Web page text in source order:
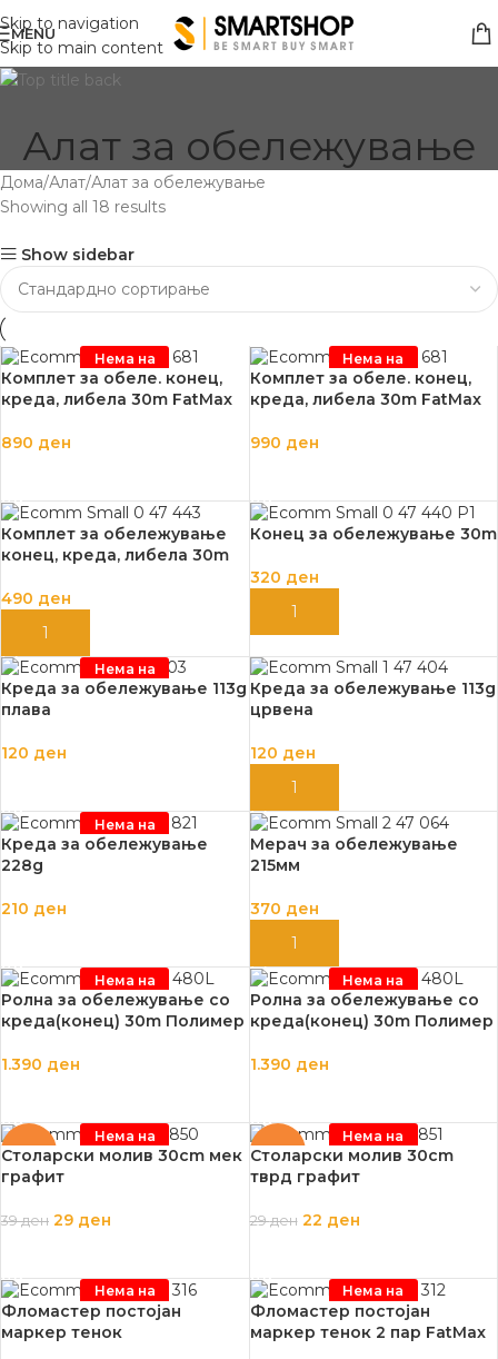
Skip to navigation
Skip to main content
MENU
Алат за обележување
Дома Алат Алат за обележување
Showing all 18 results
Show sidebar
Нема на
залиха
Комплет за обеле. конец,
креда, либела 30m FatMax
890 ден
Нема на
залиха
Комплет за обеле. конец,
креда, либела 30m FatMax
990 ден
Комплет за обележување
конец, креда, либела 30m
490 ден
ДОДАЈ ВО КОШНИЦА
Конец за обележување 30m
320 ден
ДОДАЈ ВО КОШНИЦА
Нема на
залиха
Креда за обележување 113g
плава
120 ден
Креда за обележување 113g
црвена
120 ден
ДОДАЈ ВО КОШНИЦА
Нема на
залиха
Креда за обележување
228g
210 ден
Мерач за обележување
215мм
370 ден
ДОДАЈ ВО КОШНИЦА
Нема на
залиха
Ролна за обележување со
креда(конец) 30m Полимер
1.390 ден
Нема на
залиха
Ролна за обележување со
креда(конец) 30m Полимер
1.390 ден
Нема на
залиха
-26%
Столарски молив 30cm мек
графит
39ден 29 ден
Нема на
залиха
-24%
Столарски молив 30cm
тврд графит
29ден 22 ден
Нема на
залиха
Флoмастер постојан
маркер тенок
Нема на
залиха
Флoмастер постојан
маркер тенок 2 пар FatMax